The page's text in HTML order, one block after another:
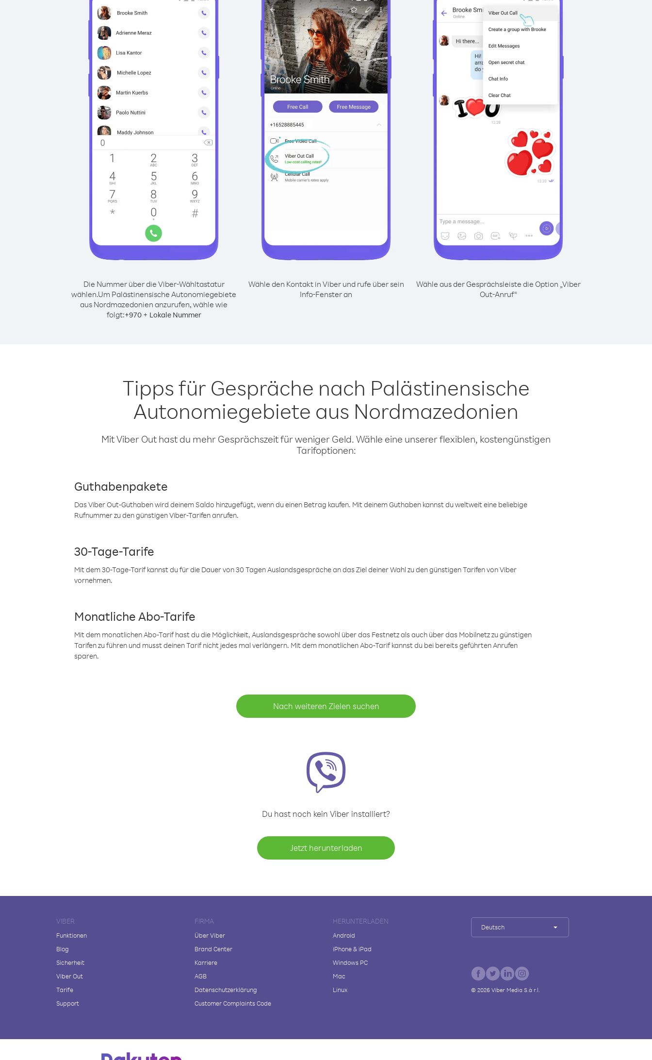
Die Nummer über die Viber-Wähltastatur
wählen.Um Palästinensische Autonomiegebiete
aus Nordmazedonien anzurufen, wähle wie
folgt:+970+ Lokale Nummer
Wähle den Kontakt in Viber und rufe über sein
Info-Fenster an
Wähle aus der Gesprächsleiste die Option „Viber
Out-Anruf“
Tipps für Gespräche nach Palästinensische
Autonomiegebiete aus Nordmazedonien
Mit Viber Out hast du mehr Gesprächszeit für weniger Geld. Wähle eine unserer flexiblen, kostengünstigen
Tarifoptionen:
Guthabenpakete
Das Viber Out-Guthaben wird deinem Saldo hinzugefügt, wenn du einen Betrag kaufen. Mit deinem Guthaben kannst du weltweit eine beliebige
Rufnummer zu den günstigen Viber-Tarifen anrufen.
30-Tage-Tarife
Mit dem 30-Tage-Tarif kannst du für die Dauer von 30 Tagen Auslandsgespräche an das Ziel deiner Wahl zu den günstigen Tarifen von Viber
vornehmen.
Monatliche Abo-Tarife
Mit dem monatlichen Abo-Tarif hast du die Möglichkeit, Auslandsgespräche sowohl über das Festnetz als auch über das Mobilnetz zu günstigen
Tarifen zu führen und musst deinen Tarif nicht jedes mal verlängern. Mit dem monatlichen Abo-Tarif kannst du bei bereits geführten Anrufen
sparen.
Nach weiteren Zielen suchen
Du hast noch kein Viber installiert?
Jetzt herunterladen
VIBER
Funktionen
Blog
Sicherheit
Viber Out
Tarife
Support
FIRMA
Über Viber
Brand Center
Karriere
AGB
Datenschutzerklärung
Customer Complaints Code
HERUNTERLADEN
Android
iPhone & iPad
Windows PC
Mac
Linux
Deutsch
© 2026 Viber Media S.à r.l.